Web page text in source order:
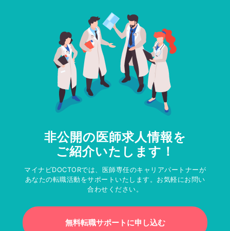
非公開の医師求人情報を
ご紹介いたします！
マイナビDOCTORでは、医師専任のキャリアパートナーが
あなたの転職活動をサポートいたします。お気軽にお問い
合わせください。
無料転職サポートに申し込む